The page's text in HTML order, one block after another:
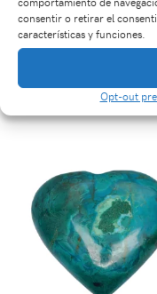
consentir o retirar el
características y funciones.
Opt-out
Amatista